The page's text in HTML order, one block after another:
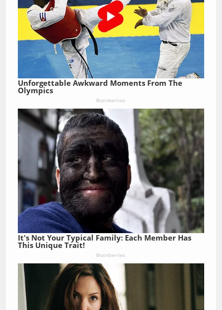
Unforgettable Awkward Moments From The
Olympics
Brainberries
It's Not Your Typical Family: Each Member Has
This Unique Trait!
Brainberries